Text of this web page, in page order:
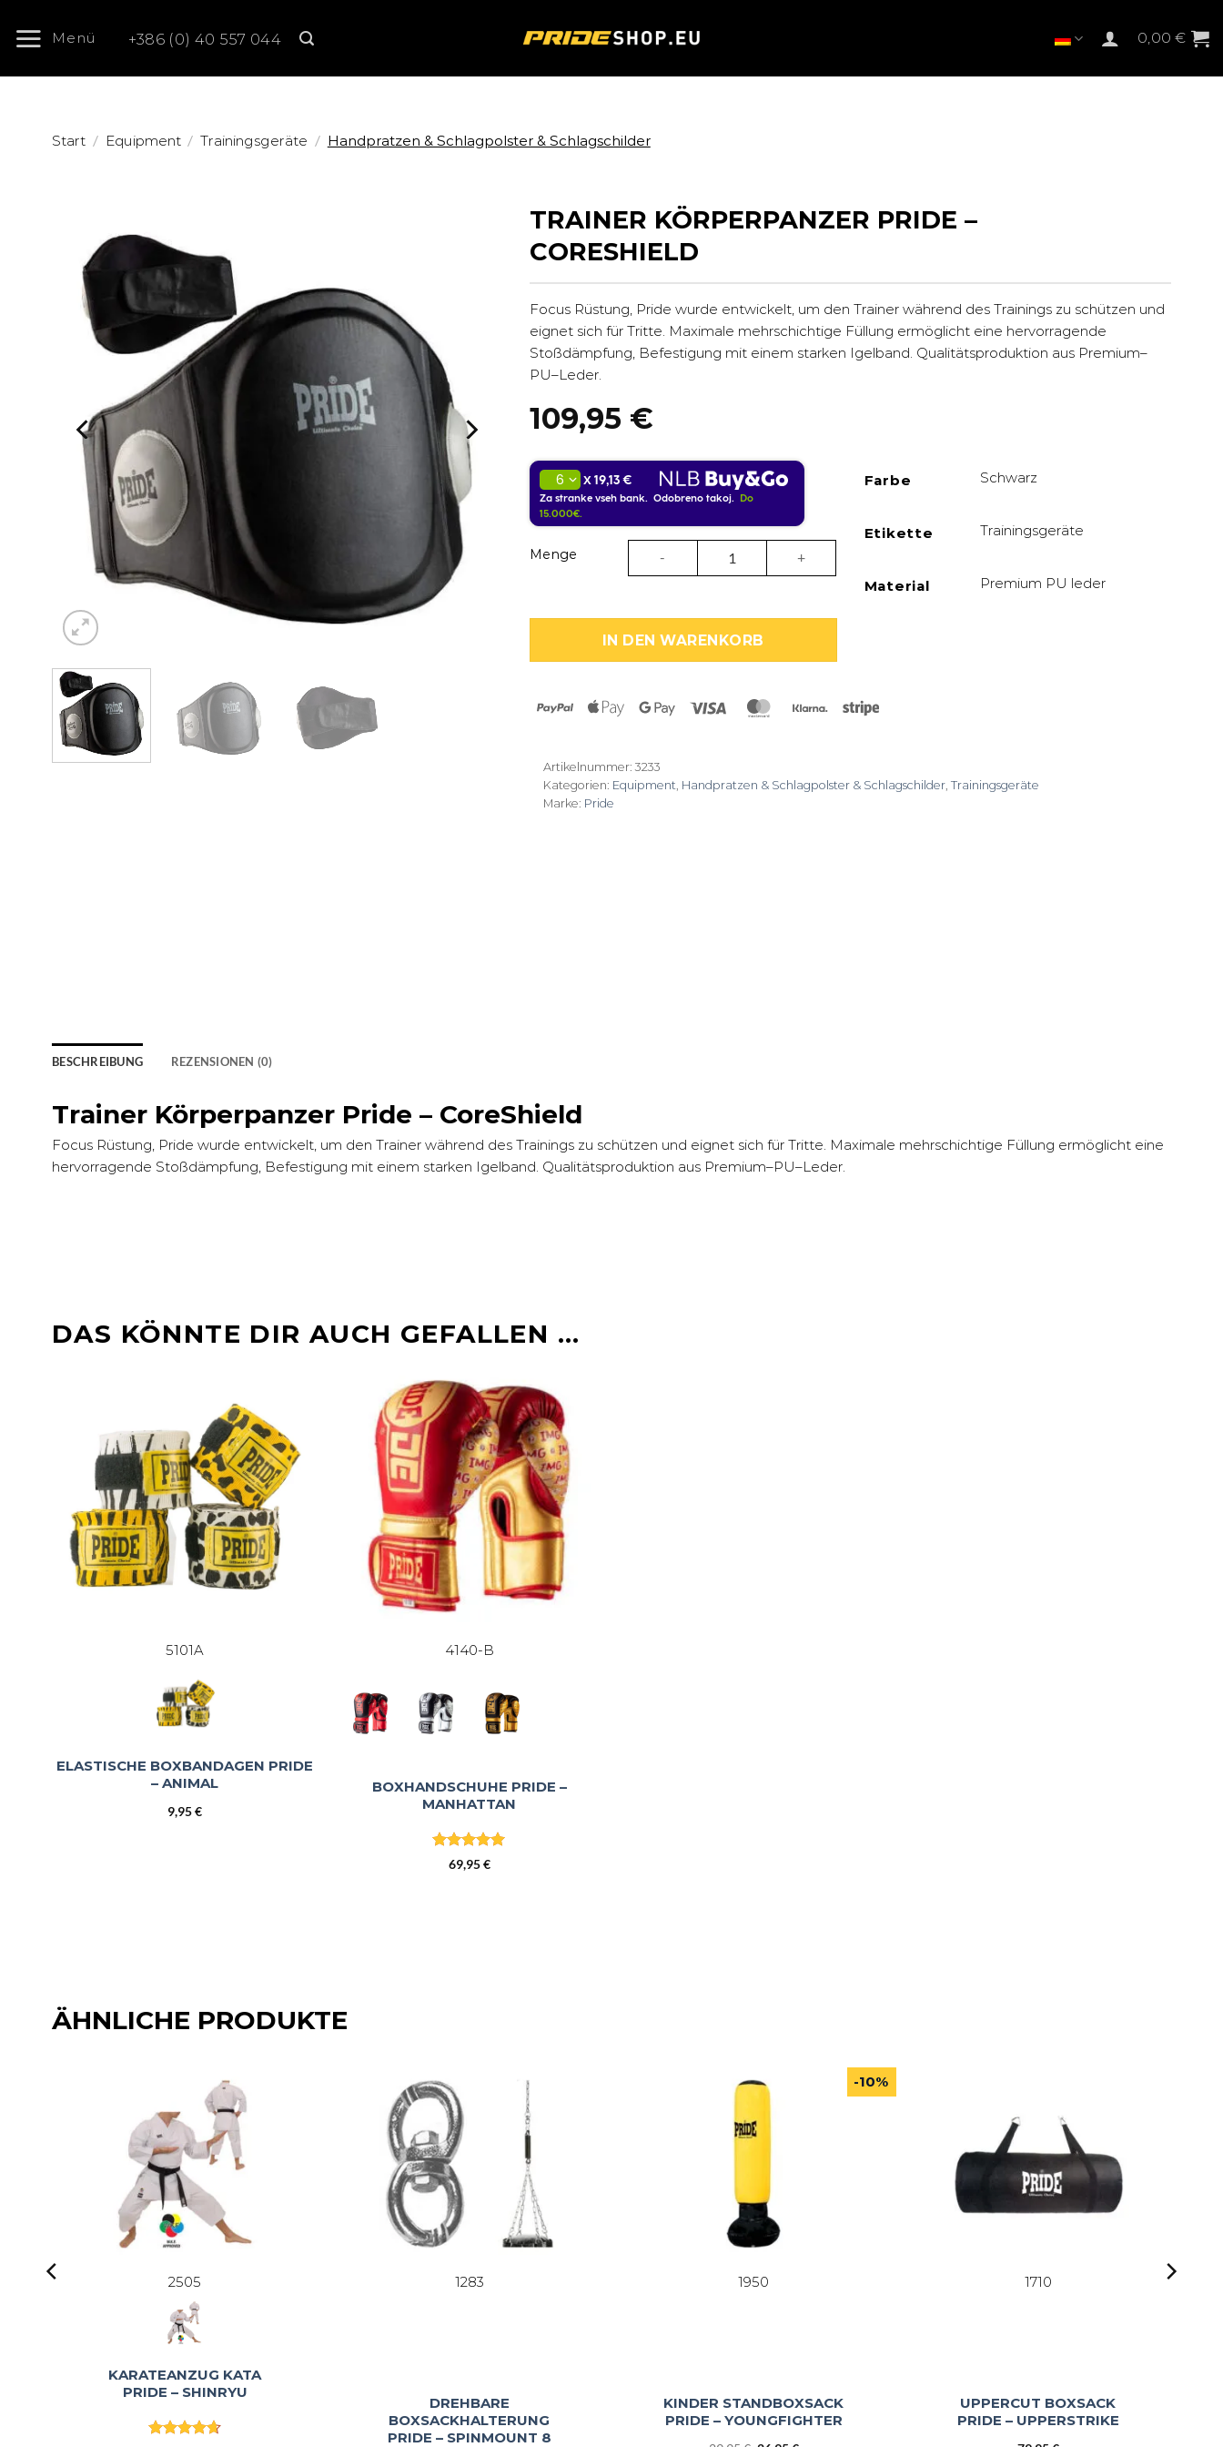
Inhalt
Menü +386 (0) 40 557 044 0,00€
Start / Equipment / Trainingsgeräte / Handpratzen & Schlagpolster & Schlagschilder
TRAINER KÖRPERPANZER PRIDE –
CORESHIELD
Focus Rüstung, Pride wurde entwickelt, um den Trainer während des Trainings zu schützen und
eignet sich für Tritte. Maximale mehrschichtige Füllung ermöglicht eine hervorragende
Stoßdämpfung, Befestigung mit einem starken Igelband. Qualitätsproduktion aus Premium–
PU–Leder.
109,95 €
X 19,13 €
Za stranke vseh bank. Odobreno takoj.
Do
15.000€.
Menge
IN DEN WARENKORB
Farbe Schwarz
Etikette Trainingsgeräte
Material Premium PU leder
PayPal Apple
Google
Visa MasterCardKlarna Stripe
Artikelnummer:3233
Kategorien: Equipment, Handpratzen & Schlagpolster & Schlagschilder, Trainingsgeräte
Marke: Pride
BESCHREIBUNG REZENSIONEN (0)
Trainer Körperpanzer Pride – CoreShield
Focus Rüstung, Pride wurde entwickelt, um den Trainer während des Trainings zu schützen und eignet sich für Tritte. Maximale mehrschichtige Füllung ermöglicht eine
hervorragende Stoßdämpfung, Befestigung mit einem starken Igelband. Qualitätsproduktion aus Premium–PU–Leder.
DAS KÖNNTE DIR AUCH GEFALLEN …
5101A
ELASTISCHE BOXBANDAGEN PRIDE
– ANIMAL
9,95€
4140-B
BOXHANDSCHUHE PRIDE –
MANHATTAN
Bewertet
mit5
69,95€
ÄHNLICHE PRODUKTE
2505
KARATEANZUG KATA
PRIDE – SHINRYU
1283
DREHBARE
BOXSACKHALTERUNG
PRIDE – SPINMOUNT 8
-10%
1950
KINDER STANDBOXSACK
PRIDE – YOUNGFIGHTER
1710
UPPERCUT BOXSACK
PRIDE – UPPERSTRIKE